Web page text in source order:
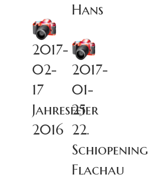
2017-
02-
17
Jahresfeier
2016
Hans
2017-
01-
25
22.
Schiopening
Flachau